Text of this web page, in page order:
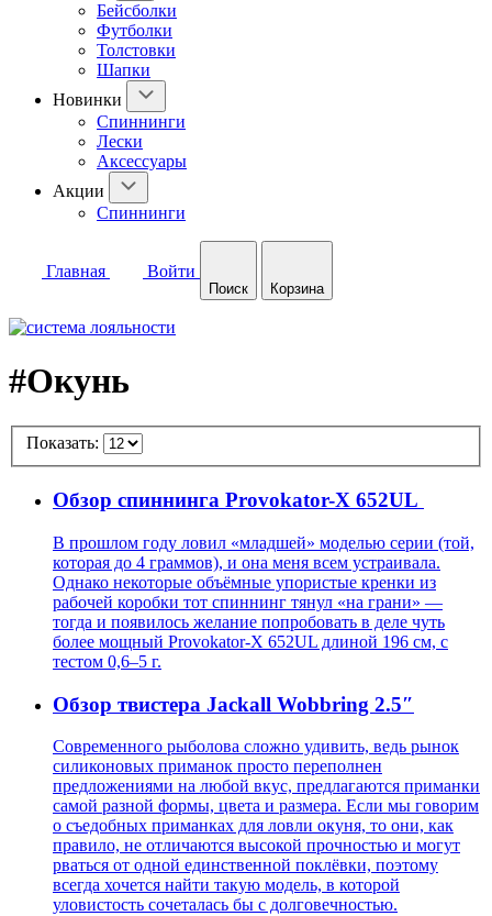
Бейсболки
Футболки
Толстовки
Шапки
Новинки
Спиннинги
Лески
Аксессуары
Акции
Спиннинги
Главная Войти
Поиск Корзина
#Окунь
Показать:
Обзор спиннинга Provokator-X 652UL
В прошлом году ловил «младшей» моделью серии (той,
которая до 4 граммов), и она меня всем устраивала.
Однако некоторые объёмные упористые кренки из
рабочей коробки тот спиннинг тянул «на грани» —
тогда и появилось желание попробовать в деле чуть
более мощный Provokator-X 652UL длиной 196 см, с
тестом 0,6–5 г.
Обзор твистера Jackall Wobbring 2.5″
Современного рыболова сложно удивить, ведь рынок
силиконовых приманок просто переполнен
предложениями на любой вкус, предлагаются приманки
самой разной формы, цвета и размера. Если мы говорим
о съедобных приманках для ловли окуня, то они, как
правило, не отличаются высокой прочностью и могут
рваться от одной единственной поклёвки, поэтому
всегда хочется найти такую модель, в которой
уловистость сочеталась бы с долговечностью.